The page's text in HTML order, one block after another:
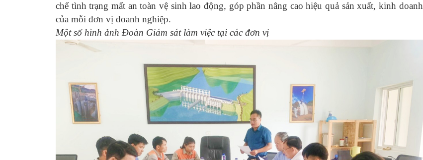
chế tình trạng mất an toàn vệ sinh lao động, góp phần nâng cao hiệu quả sản xuất, kinh doanh
của mỗi đơn vị doanh nghiệp.
Một số hình ảnh Đoàn Giám sát làm việc tại các đơn vị